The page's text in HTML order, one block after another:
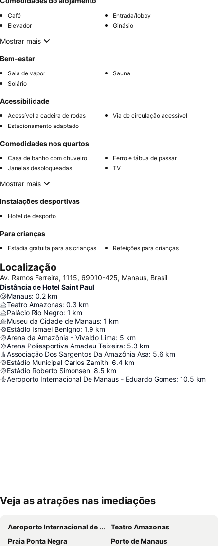
Café
Entrada/lobby
Elevador
Ginásio
Mostrar mais
Bem-estar
Sala de vapor
Sauna
Solário
Acessibilidade
Acessível a cadeira de rodas
Via de circulação acessível
Estacionamento adaptado
Comodidades nos quartos
Casa de banho com chuveiro
Ferro e tábua de passar
Janelas desbloqueadas
TV
Mostrar mais
Instalações desportivas
Hotel de desporto
Para crianças
Estadia gratuita para as crianças Refeições para crianças
Localização
Av. Ramos Ferreira, 1115, 69010-425, Manaus, Brasil
Distância de Hotel Saint Paul
Manaus: 0.2 km
Teatro Amazonas: 0.3 km
Palácio Rio Negro: 1 km
Museu da Cidade de Manaus: 1 km
Estádio Ismael Benigno: 1.9 km
Arena da Amazônia - Vivaldo Lima: 5 km
Arena Poliesportiva Amadeu Teixeira: 5.3 km
Associação Dos Sargentos Da Amazônia Asa: 5.6 km
Estádio Municipal Carlos Zamith: 6.4 km
Estádio Roberto Simonsen: 8.5 km
Aeroporto Internacional De Manaus - Eduardo Gomes: 10.5 km
Ampliar mapa
Veja as atrações nas imediações
Aeroporto Internacional de Manaus
Teatro Amazonas
Praia Ponta Negra
Porto de Manaus